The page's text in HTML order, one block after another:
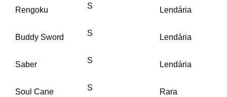
Rengoku S Lendária
Buddy Sword S Lendária
Saber S Lendária
Soul Cane S Rara